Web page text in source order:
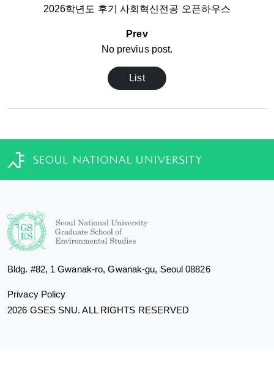
2026학년도 후기 사회혁신전공 오픈하우스
Prev
No previus post.
List
Bldg. #82, 1 Gwanak-ro, Gwanak-gu, Seoul 08826
Privacy Policy
2026 GSES SNU. ALL RIGHTS RESERVED